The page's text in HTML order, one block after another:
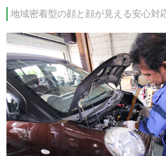
地域密着型の顔と顔が見える安心対